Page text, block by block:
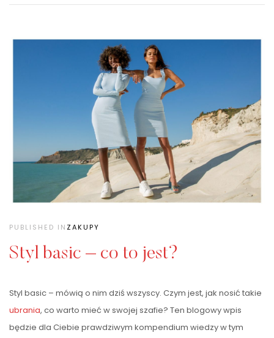
PUBLISHED IN ZAKUPY
Styl basic – co to jest?
Styl basic – mówią o nim dziś wszyscy. Czym jest, jak nosić takie
ubrania, co warto mieć w swojej szafie? Ten blogowy wpis
będzie dla Ciebie prawdziwym kompendium wiedzy w tym